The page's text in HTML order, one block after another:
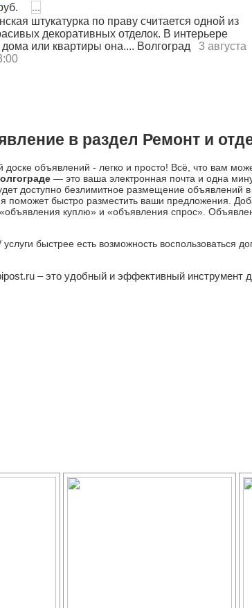
...
штукатурка по праву считается одной из
декоративных отделок. В интерьере
дома или квартиры она.... Волгоград
3 августа
в раздел Ремонт и
доске объявлений - легко и просто! Всё, что вам
— это ваша электронная почта и одна
доступно безлимитное размещение объявлений в
поможет быстро разместить ваши предложения.
куплю» и «объявления спрос».
услуги быстрее есть возможность
– это удобный и эффективный инструмент